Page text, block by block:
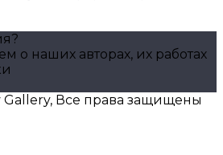
о наших авторах, их работах
Все права защищены